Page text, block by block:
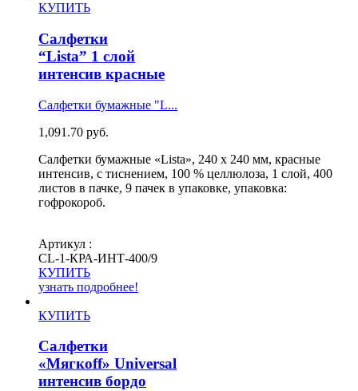
КУПИТЬ
Салфетки
“Lista” 1 слой
интенсив красные
Салфетки бумажные "L...
1,091.70 руб.
Салфетки бумажные «Lista», 240 х 240 мм, красные
интенсив, с тиснением, 100 % целлюлоза, 1 слой, 400
листов в пачке, 9 пачек в упаковке, упаковка:
гофрокороб.
Артикул :
СL-1-КРА-ИНТ-400/9
КУПИТЬ
узнать подробнее!
КУПИТЬ
Салфетки
«Мягкоff» Universal
интенсив бордо